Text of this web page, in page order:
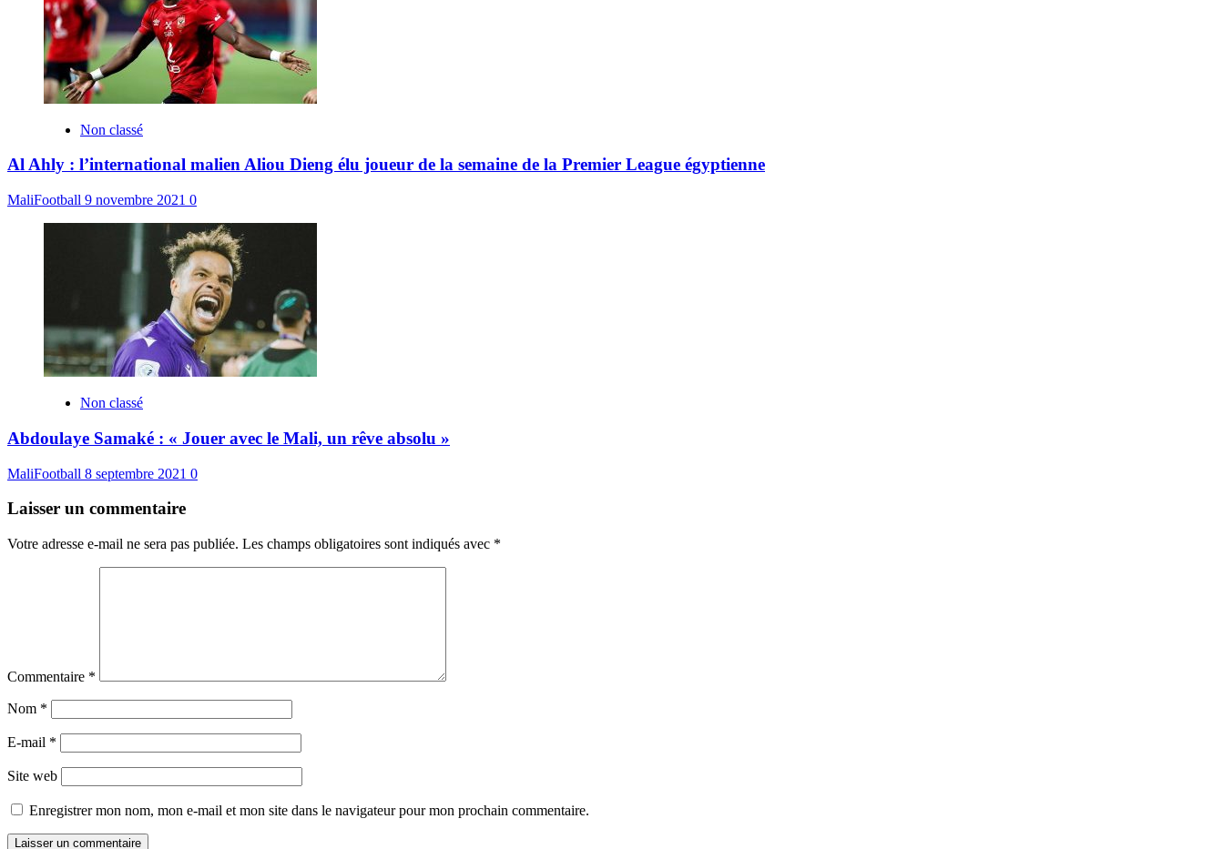
Non classé
Al Ahly : l’international malien Aliou Dieng élu joueur de la semaine de la Premier League égyptienne
MaliFootball 9 novembre 2021 0
Non classé
Abdoulaye Samaké : « Jouer avec le Mali, un rêve absolu »
MaliFootball 8 septembre 2021 0
Laisser un commentaire
Votre adresse e-mail ne sera pas publiée. Les champs obligatoires sont indiqués avec *
Commentaire *
Nom *
E-mail *
Site web
Enregistrer mon nom, mon e-mail et mon site dans le navigateur pour mon prochain commentaire.